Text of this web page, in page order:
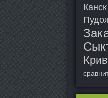
Канск